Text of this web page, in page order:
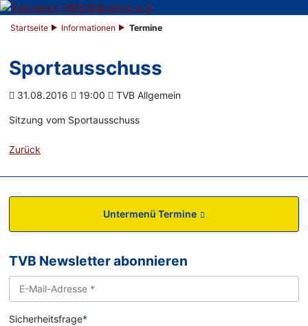
Startseite Informationen Termine
Sportausschuss
31.08.2016 19:00 TVB Allgemein
Sitzung vom Sportausschuss
Zurück
Untermenü Termine
TVB Newsletter abonnieren
Sicherheitsfrage*